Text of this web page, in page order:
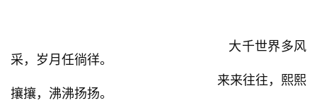
大千世界多风
采，岁月任徜徉。
来来往往，熙熙
攘攘，沸沸扬扬。